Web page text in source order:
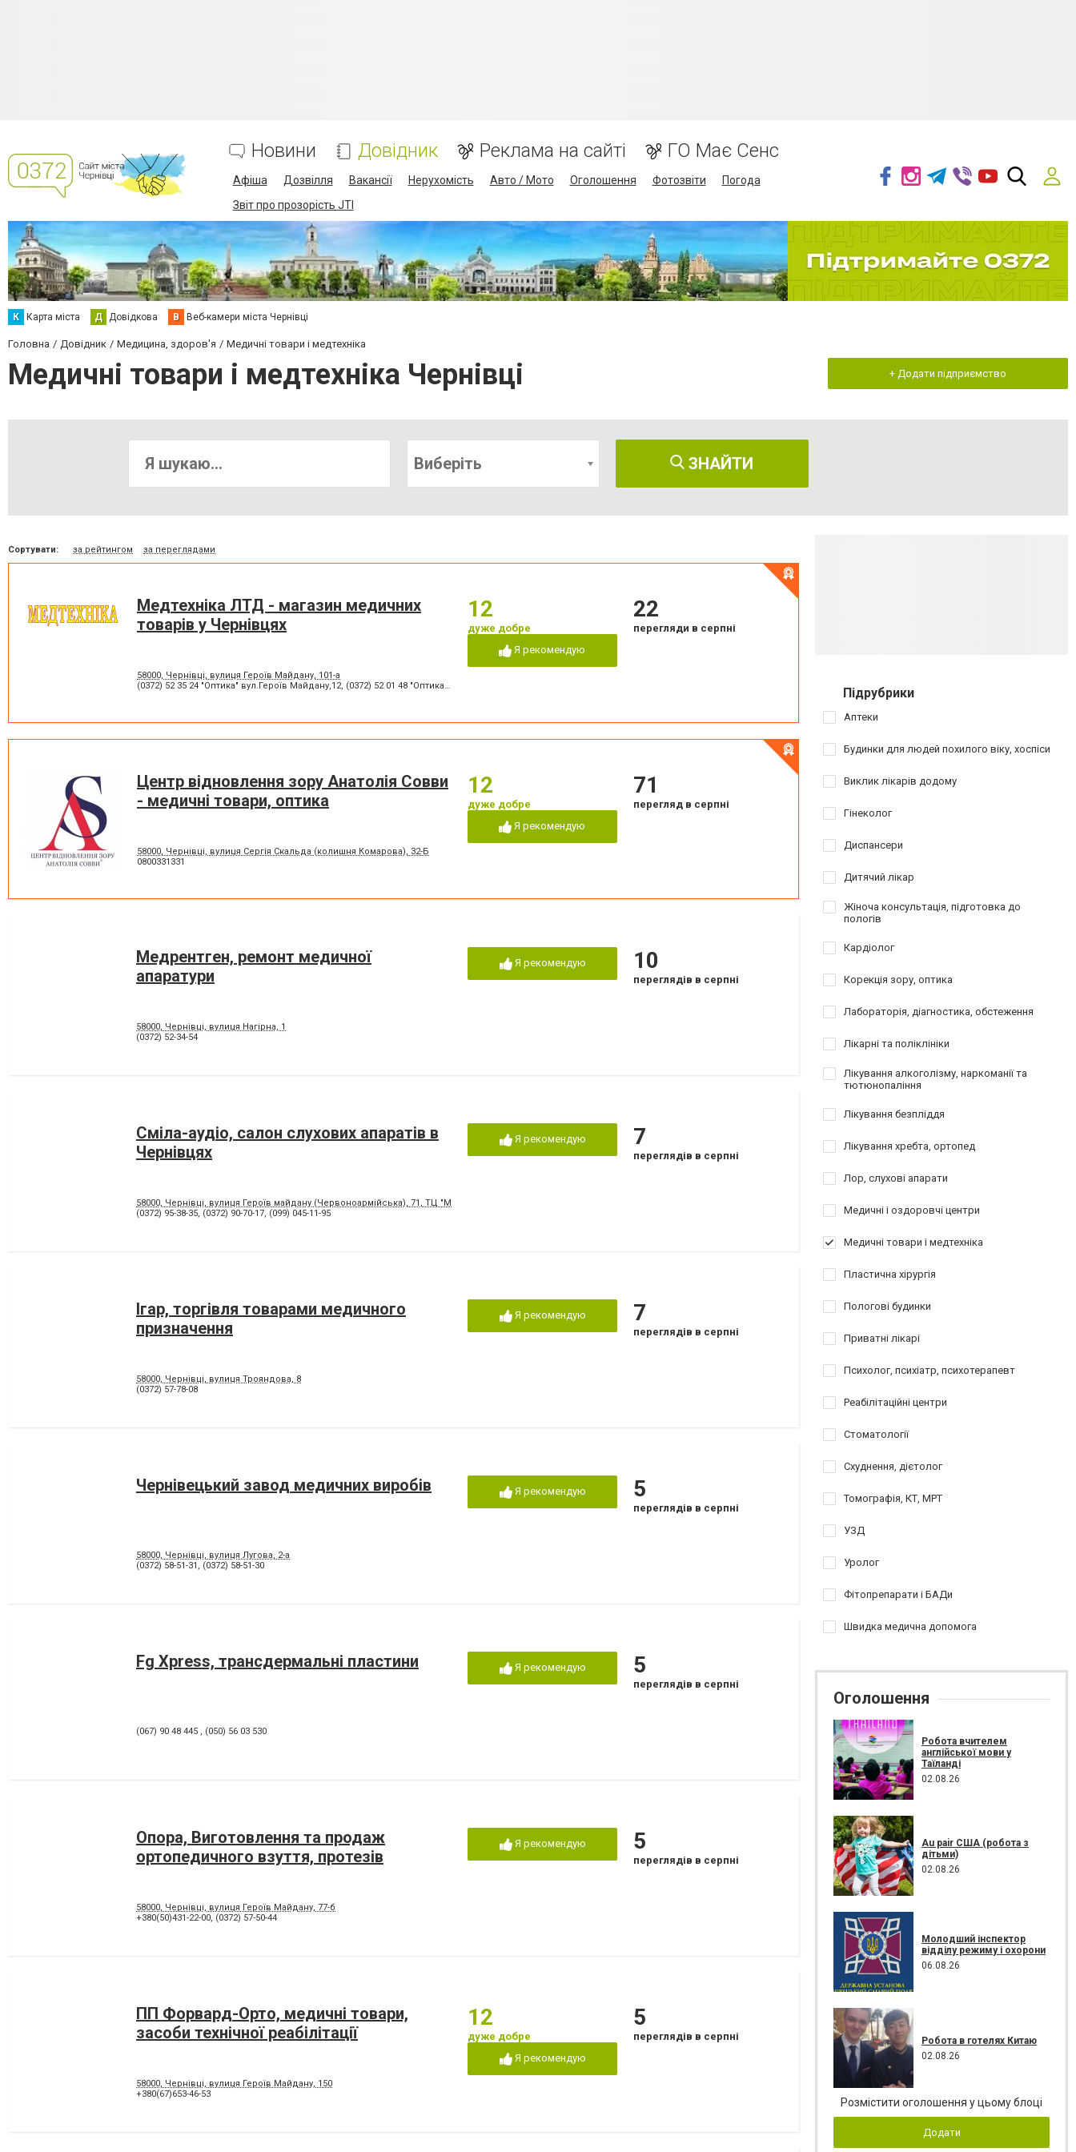
Новини Довідник Реклама на сайті ГО Має Сенс
Афіша Дозвілля Вакансії Нерухомість Авто / Мото Оголошення Фотозвіти
Погода
Звіт про прозорість JTI
К Карта міста Д Довідкова В Веб-камери міста Чернівці
Головна Довідник Медицина, здоров'я Медичні товари і медтехніка
Медичні товари і медтехніка Чернівці + Додати підприємство
Виберіть ЗНАЙТИ
Сортувати: за рейтингом за переглядами
Медтехніка ЛТД - магазин медичних
товарів у Чернівцях
58000, Чернівці, вулиця Героїв Майдану, 101-а
(0372) 52 35 24 "Оптика" вул.Героїв Майдану,12, (0372) 52 01 48 "Оптика" вул. Головна,29 (050) 399 21 11 торговий зал по вул.Героїв Майдану
12
дуже добре
Я рекомендую
22
перегляди в серпні
Центр відновлення зору Анатолія Совви
- медичні товари, оптика
58000, Чернівці, вулиця Сергія Скальда (колишня Комарова), 32-Б
0800331331
12
дуже добре
Я рекомендую
71
перегляд в серпні
Медрентген, ремонт медичної
апаратури
58000, Чернівці, вулиця Нагірна, 1
(0372) 52-34-54
Я рекомендую 10
переглядів в серпні
Сміла-аудіо, салон слухових апаратів в
Чернівцях
58000, Чернівці, вулиця Героїв майдану (Червоноармійська), 71, ТЦ "Майдан", 4-й поверх, кабінет №412
(0372) 95-38-35, (0372) 90-70-17, (099) 045-11-95
Я рекомендую 7
переглядів в серпні
Ігар, торгівля товарами медичного
призначення
58000, Чернівці, вулиця Трояндова, 8
(0372) 57-78-08
Я рекомендую 7
переглядів в серпні
Чернівецький завод медичних виробів
58000, Чернівці, вулиця Лугова, 2-а
(0372) 58-51-31 , (0372) 58-51-30
Я рекомендую 5
переглядів в серпні
Fg Xpress, трансдермальні пластини
(067) 90 48 445 , (050) 56 03 530
Я рекомендую 5
переглядів в серпні
Опора, Виготовлення та продаж
ортопедичного взуття, протезів
58000, Чернівці, вулиця Героїв Майдану, 77-б
+380(50)431-22-00, (0372) 57-50-44
Я рекомендую 5
переглядів в серпні
ПП Форвард-Орто, медичні товари,
засоби технічної реабілітації
58000, Чернівці, вулиця Героїв Майдану, 150
+380(67)653-46-53
12
дуже добре
Я рекомендую
5
переглядів в серпні
Підрубрики
Аптеки
Будинки для людей похилого віку, хоспіси
Виклик лікарів додому
Гінеколог
Диспансери
Дитячий лікар
Жіноча консультація, підготовка до
пологів
Кардіолог
Корекція зору, оптика
Лабораторія, діагностика, обстеження
Лікарні та поліклініки
Лікування алкоголізму, наркоманії та
тютюнопаління
Лікування безпліддя
Лікування хребта, ортопед
Лор, слухові апарати
Медичні і оздоровчі центри
Медичні товари і медтехніка
Пластична хірургія
Пологові будинки
Приватні лікарі
Психолог, психіатр, психотерапевт
Реабілітаційні центри
Стоматології
Схуднення, дієтолог
Томографія, КТ, МРТ
УЗД
Уролог
Фітопрепарати і БАДи
Швидка медична допомога
Оголошення
Робота вчителем
англійської мови у
Таїланді
02.08.26
Au pair США (робота з
дітьми)
02.08.26
Молодший інспектор
відділу режиму і охорони
06.08.26
Робота в готелях Китаю
02.08.26
Розмістити оголошення у цьому блоці
Додати